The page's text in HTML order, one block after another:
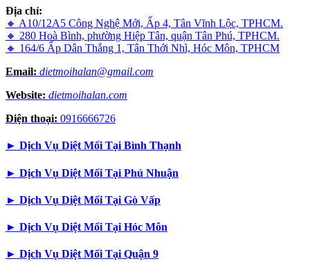
Địa chỉ:
🔸 A10/12A5 Công Nghệ Mới, Ấp 4, Tân Vĩnh Lộc, TPHCM.
🔸 280 Hoà Bình, phường Hiệp Tân, quận Tân Phú, TPHCM.
🔸 164/6 Ấp Dân Thắng 1, Tân Thới Nhì, Hóc Môn, TPHCM
Email: dietmoihalan@gmail.com
Website: dietmoihalan.com
Điện thoại: 0916666726
► Dịch Vụ Diệt Mối Tại Bình Thạnh
► Dịch Vụ Diệt Mối Tại Phú Nhuận
► Dịch Vụ Diệt Mối Tại Gò Vấp
► Dịch Vụ Diệt Mối Tại Hóc Môn
► Dịch Vụ Diệt Mối Tại Quận 9